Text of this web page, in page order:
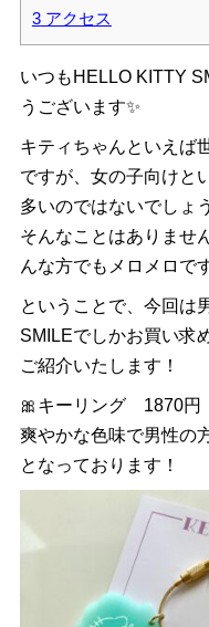
3アクセス
いつもHELLO KITTY
うございます✨
キティちゃんといえば
ですが、女の子向けと
多いのではないでしょ
そんなことはありませ
んな方でもメロメロで
ということで、今回は
SMILEでしかお買い求
ご紹介いたします！
🎀キーリング 1870円
爽やかな色味で男性の
となっております！